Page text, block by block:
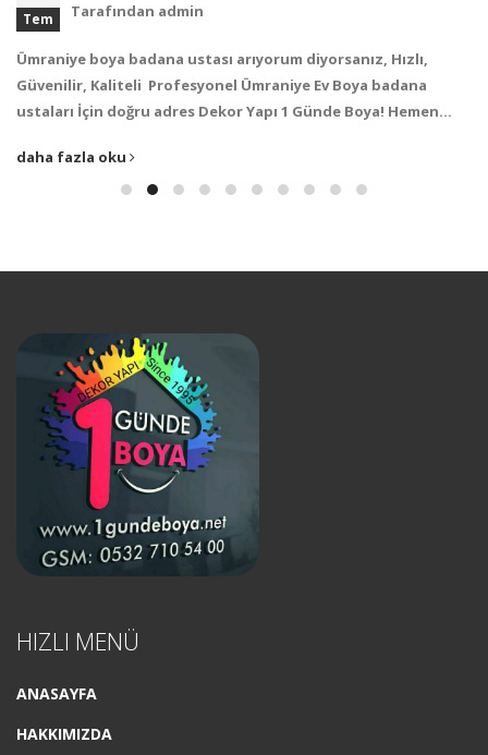
Mar Tarafından admin
Ataşehir içerenköy boyacı ustası arıyorum diyorsanız, Dekor
Yapı 1 günde boya ekibi, İçerenköy semtinde 4 usta ile
evlerinizi 1 günde İçerenköy Boyacı…
daha fazla oku
HIZLI MENÜ
ANASAYFA
HAKKIMIZDA